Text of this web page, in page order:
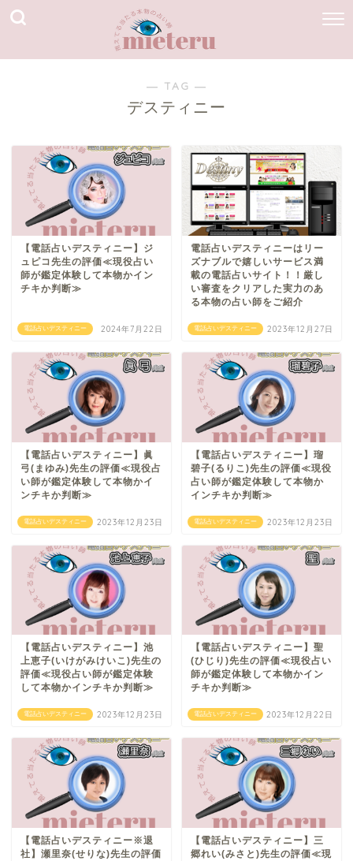
― TAG ―
デスティニー
電話占いデスティニー
【電話占いデスティニー】ジ
ュピコ先生の評価≪現役占い
師が鑑定体験して本物かイン
チキか判断≫
2024年7月22日 電話占いデスティニー
電話占いデスティニーはリー
ズナブルで嬉しいサービス満
載の電話占いサイト！！厳し
い審査をクリアした実力のあ
る本物の占い師をご紹介
2023年12月27日
電話占いデスティニー
【電話占いデスティニー】眞
弓(まゆみ)先生の評価≪現役占
い師が鑑定体験して本物かイ
ンチキか判断≫
2023年12月23日 電話占いデスティニー
【電話占いデスティニー】瑠
碧子(るりこ)先生の評価≪現役
占い師が鑑定体験して本物か
インチキか判断≫
2023年12月23日
電話占いデスティニー
【電話占いデスティニー】池
上恵子(いけがみけいこ)先生の
評価≪現役占い師が鑑定体験
して本物かインチキか判断≫
2023年12月23日 電話占いデスティニー
【電話占いデスティニー】聖
(ひじり)先生の評価≪現役占い
師が鑑定体験して本物かイン
チキか判断≫
2023年12月22日
【電話占いデスティニー※退
社】瀬里奈(せりな)先生の評価
【電話占いデスティニー】三
郷れい(みさと)先生の評価≪現